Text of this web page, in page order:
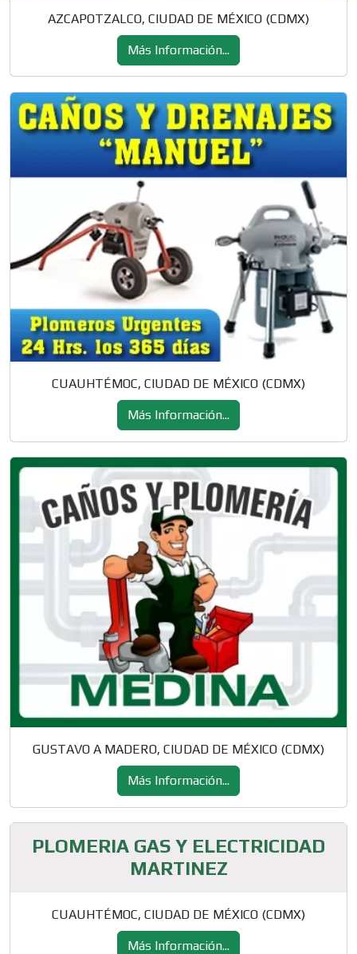
AZCAPOTZALCO, CIUDAD DE MÉXICO (CDMX)
Más Información...
CUAUHTÉMOC, CIUDAD DE MÉXICO (CDMX)
Más Información...
GUSTAVO A MADERO, CIUDAD DE MÉXICO (CDMX)
Más Información...
PLOMERIA GAS Y ELECTRICIDAD
MARTINEZ
CUAUHTÉMOC, CIUDAD DE MÉXICO (CDMX)
Más Información...